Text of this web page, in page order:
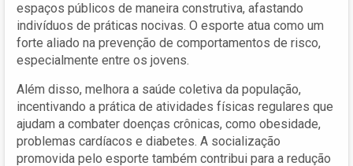
espaços públicos de maneira construtiva, afastando
indivíduos de práticas nocivas. O esporte atua como um
forte aliado na prevenção de comportamentos de risco,
especialmente entre os jovens.
Além disso, melhora a saúde coletiva da população,
incentivando a prática de atividades físicas regulares que
ajudam a combater doenças crônicas, como obesidade,
problemas cardíacos e diabetes. A socialização
promovida pelo esporte também contribui para a redução